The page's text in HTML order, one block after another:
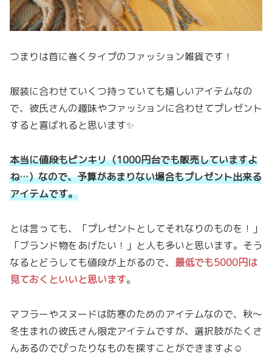
つまりは首に巻くタイプのファッション雑貨です！
服装に合わせていくつ持っていても嬉しいアイテムなの
で、彼氏さんの趣味やファッションに合わせてプレゼント
すると喜ばれると思います✨
本当に値段もピンキリ（1000円台でも販売していますよ
ね…）なので、予算があまりない場合もプレゼント出来る
アイテムです。
とは言っても、「プレゼントとしてそれなりのものを！」
「ブランド物をあげたい！」と人も多いと思います。そう
なるとどうしても値段が上がるので、 最低でも5000円は
見ておくといいと思います。
マフラーやスヌードは防寒のためのアイテムなので、秋〜
冬生まれの彼氏さん限定アイテムですが、選択肢がたくさ
んあるのでぴったりなものを探すことができますよ☺